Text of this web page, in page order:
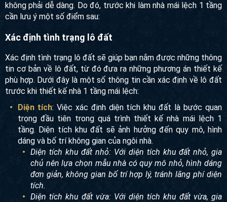
không phải dễ dàng. Do đó, trước khi làm nhà mái lệch 1 tầng
cần lưu ý một số điểm sau:
Xác định tình trạng lô đất
Xác định tình trạng lô đất sẽ giúp bạn nắm được những thông
tin cơ bản về lô đất, từ đó đưa ra những phương án thiết kế
phù hợp. Dưới đây là một số thông tin cần xác định về lô đất
trước khi thiết kế nhà 1 tầng mái lệch:
Diện tích: Việc xác định diện tích khu đất là bước quan
trọng đầu tiên trong quá trình thiết kế nhà mái lệch 1
tầng. Diện tích khu đất sẽ ảnh hưởng đến quy mô, hình
dáng và bố trí không gian của ngôi nhà.
Diện tích khu đất nhỏ: Với diện tích khu đất nhỏ, gia
chủ nên lựa chọn mẫu nhà có quy mô nhỏ, hình dáng
đơn giản, không gian bố trí hợp lý, tránh lãng phí diện
tích.
Diện tích khu đất vừa: Với diện tích khu đất vừa, gia